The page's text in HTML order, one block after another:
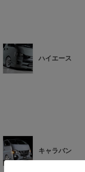
ハイエース
キャラバン